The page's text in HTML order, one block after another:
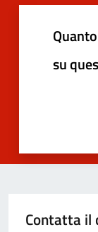
su
Contatta il